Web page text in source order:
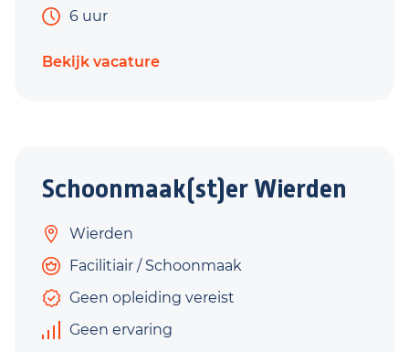
6 uur
Bekijk vacature
Schoonmaak(st)er Wierden
Wierden
Facilitiair / Schoonmaak
Geen opleiding vereist
Geen ervaring